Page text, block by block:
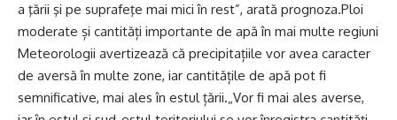
a ţării şi pe suprafeţe mai mici în rest”, arată prognoza.Ploi
moderate și cantități importante de apă în mai multe regiuni
Meteorologii avertizează că precipitațiile vor avea caracter
de aversă în multe zone, iar cantitățile de apă pot fi
semnificative, mai ales în estul țării.„Vor fi mai ales averse,